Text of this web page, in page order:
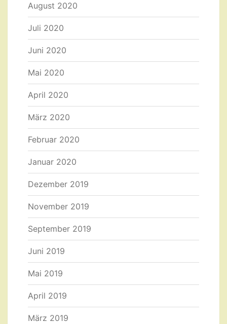
August 2020
Juli 2020
Juni 2020
Mai 2020
April 2020
März 2020
Februar 2020
Januar 2020
Dezember 2019
November 2019
September 2019
Juni 2019
Mai 2019
April 2019
März 2019